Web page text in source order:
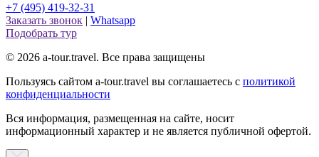
+7 (495) 419-32-31
Заказать звонок | Whatsapp
Подобрать тур
© 2026 a-tour.travel. Все права защищены
Пользуясь сайтом a-tour.travel вы соглашаетесь с политикой
конфиденциальности
Вся информация, размещенная на сайте, носит
информационный характер и не является публичной офертой.